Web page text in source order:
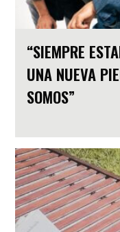
“SIEMPRE
UNA NUEVA
SOMOS”